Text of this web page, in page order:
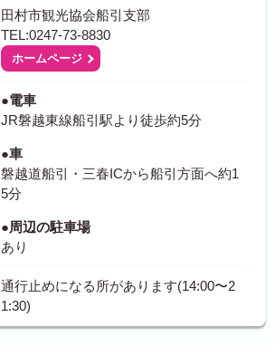
田村市観光協会船引支部
TEL:0247-73-8830
ホームページ
●電車
JR磐越東線船引駅より徒歩約5分
●車
磐越道船引・三春ICから船引方面へ約1
5分
●周辺の駐車場
あり
通行止めになる所があります(14:00〜2
1:30)